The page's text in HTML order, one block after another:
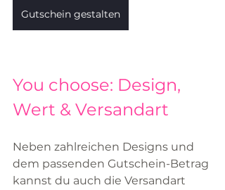
Gutschein gestalten
You choose: Design,
Wert & Versandart
Neben zahlreichen Designs und
dem passenden Gutschein-Betrag
kannst du auch die Versandart